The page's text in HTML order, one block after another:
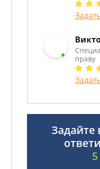
праву
Задайте